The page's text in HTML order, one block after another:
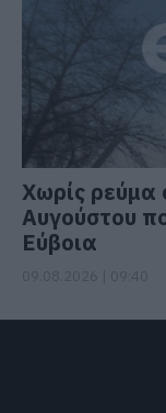
Χωρίς ρεύμα
Αυγούστου
Εύβοια